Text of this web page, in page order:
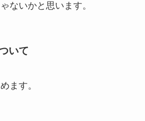
ないかと思います。
いて
ます。